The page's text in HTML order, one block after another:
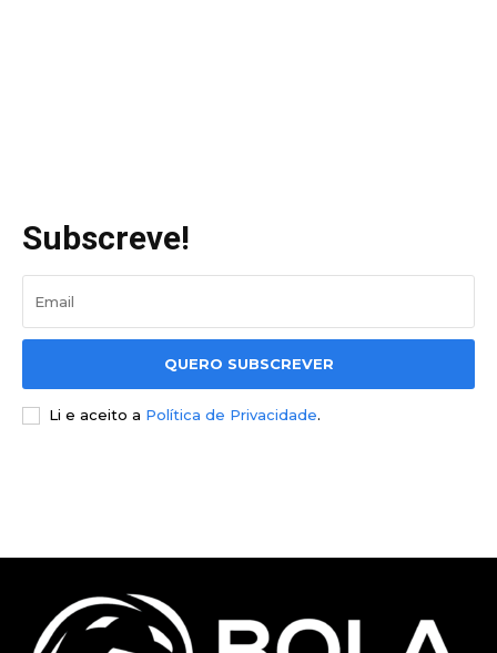
Subscreve!
QUERO SUBSCREVER
Li e aceito a Política de Privacidade.